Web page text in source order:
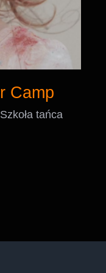
Camp
tańca